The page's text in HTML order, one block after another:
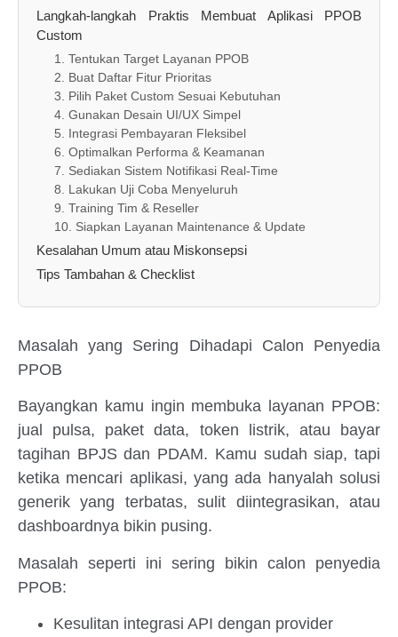
Langkah-langkah Praktis Membuat Aplikasi PPOB
Custom
1. Tentukan Target Layanan PPOB
2. Buat Daftar Fitur Prioritas
3. Pilih Paket Custom Sesuai Kebutuhan
4. Gunakan Desain UI/UX Simpel
5. Integrasi Pembayaran Fleksibel
6. Optimalkan Performa & Keamanan
7. Sediakan Sistem Notifikasi Real-Time
8. Lakukan Uji Coba Menyeluruh
9. Training Tim & Reseller
10. Siapkan Layanan Maintenance & Update
Kesalahan Umum atau Miskonsepsi
Tips Tambahan & Checklist
Masalah yang Sering Dihadapi Calon Penyedia
PPOB
Bayangkan kamu ingin membuka layanan PPOB:
jual pulsa, paket data, token listrik, atau bayar
tagihan BPJS dan PDAM. Kamu sudah siap, tapi
ketika mencari aplikasi, yang ada hanyalah solusi
generik yang terbatas, sulit diintegrasikan, atau
dashboardnya bikin pusing.
Masalah seperti ini sering bikin calon penyedia
PPOB:
Kesulitan integrasi API dengan provider